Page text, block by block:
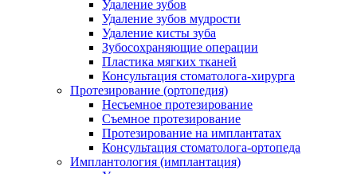
Удаление зубов
Удаление зубов мудрости
Удаление кисты зуба
Зубосохраняющие операции
Пластика мягких тканей
Консультация стоматолога-хирурга
Протезирование (ортопедия)
Несъемное протезирование
Съемное протезирование
Протезирование на имплантатах
Консультация стоматолога-ортопеда
Имплантология (имплантация)